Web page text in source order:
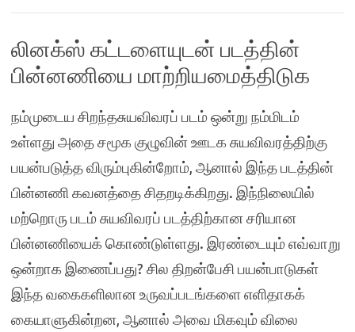
லினக்ஸ் கட்டளையுடன் படத்தின்
பின்னணியை மாற்றியமைத்திடுக
நம்முடைய சிறந்தசுயவிவரப் படம் ஒன்று நம்மிடம்
உள்ளது அதை சமூக குழுவின் ஊடக சுயவிவரத்திற்கு
பயன்படுத்த விரும்புகின்றோம், ஆனால் இந்த படத்தின்
பின்னணி கவனத்தை சிதறடிக்கிறது. இந்நிலையில்
மற்றொரு படம் சுயவிவரப் படத்திற்கான சரியான
பின்னணியைக் கொண்டுள்ளது. இரண்டையும் எவ்வாறு
ஒன்றாக இணைப்பது? சில திறன்பேசி பயன்பாடுகள்
இந்த வகைகளிலான உருவப்படங்களை எளிதாகக்
கையாளுகின்றன, ஆனால் அவை மிகவும் விலை